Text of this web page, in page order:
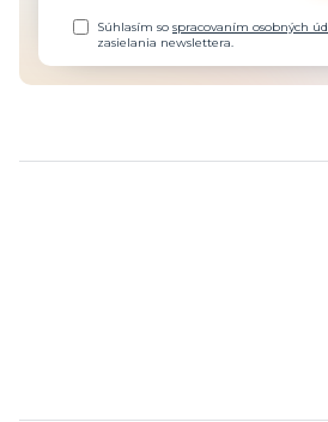
Súhlasím sospracovaním osobných
zasielania newslettera.